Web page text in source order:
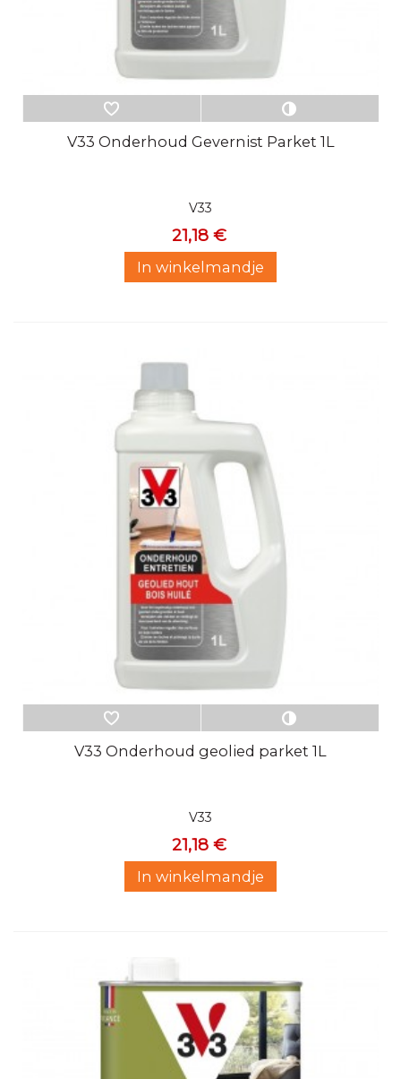
V33 Onderhoud Gevernist Parket 1L
V33
21,18 €
In winkelmandje
V33 Onderhoud geolied parket 1L
V33
21,18 €
In winkelmandje